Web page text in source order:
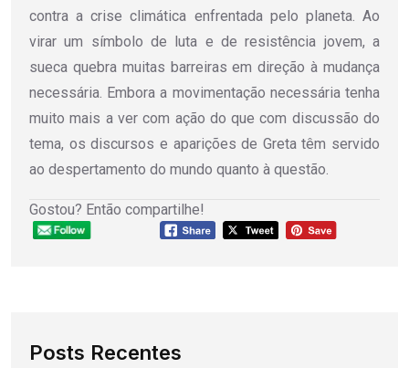
contra a crise climática enfrentada pelo planeta. Ao
virar um símbolo de luta e de resistência jovem, a
sueca quebra muitas barreiras em direção à mudança
necessária. Embora a movimentação necessária tenha
muito mais a ver com ação do que com discussão do
tema, os discursos e aparições de Greta têm servido
ao despertamento do mundo quanto à questão.
Gostou? Então compartilhe!
Posts Recentes